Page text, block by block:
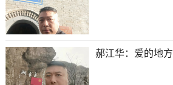
郝江华：爱的地方